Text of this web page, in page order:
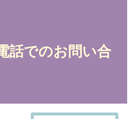
話でのお問い合